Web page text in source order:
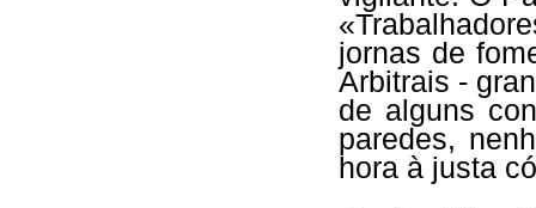
jornas de
Arbitrais -
de alguns
paredes,
hora à justa